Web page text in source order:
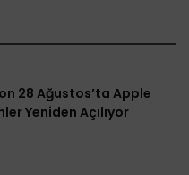
28 Ağustos’ta Apple
Yeniden Açılıyor